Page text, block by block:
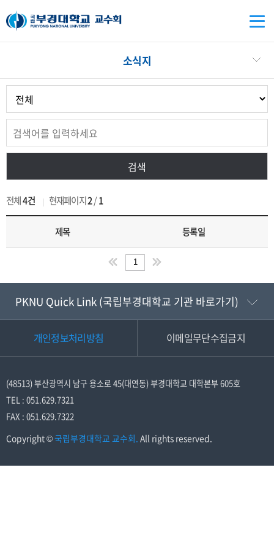
소식지
전체4건 현재페이지2/1
제목 등록일
1
PKNU Quick Link (국립부경대학교 기관 바로가기)
개인정보처리방침 이메일무단수집금지
(48513) 부산광역시 남구 용소로 45(대연동) 부경대학교 대학본부 605호
TEL : 051.629.7321
FAX : 051.629.7322
Copyright©국립부경대학교 교수회. All rights reserved.